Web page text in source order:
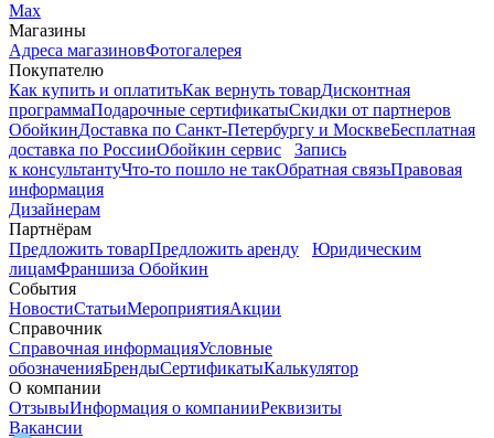
Max
Магазины
Адреса магазиновФотогалерея
Покупателю
Как купить и оплатитьКак вернуть товарДисконтная
программаПодарочные сертификатыСкидки от партнеров
ОбойкинДоставка по Санкт-Петербургу и МосквеБесплатная
доставка по РоссииОбойкин сервис
Запись
к консультантуЧто-то пошло не такОбратная связьПравовая
информация
Дизайнерам
Партнёрам
Предложить товарПредложить аренду
Юридическим
лицамФраншиза Обойкин
События
НовостиСтатьиМероприятияАкции
Справочник
Справочная информацияУсловные
обозначенияБрендыСертификатыКалькулятор
О компании
ОтзывыИнформация о компанииРеквизиты
Вакансии